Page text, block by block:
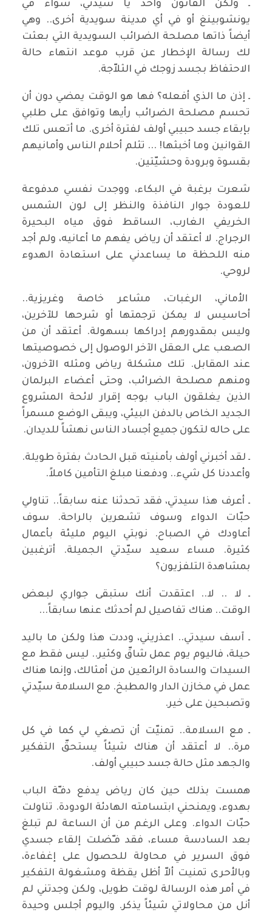
ـ ولكنّ القانون واحد يا سيدتي، سواء في
يونشوبينغ أو في أي مدينة سويدية أخرى.. وهي
أيضاً ذاتها مصلحة الضرائب السويدية التي بعثت
لك رسالة الإخطار عن قرب موعد انتهاء حالة
الاحتفاظ بجسد زوجك في الثلاّجة.
ـ إذن ما الذي أفعله؟ فها هو الوقت يمضي دون أن
تحسم مصلحة الضرائب رأيها وتوافق على طلبي
بإبقاء جسد حبيبي أولف لفترة أخرى. ما أتعس تلك
القوانين وما أخبثها! ... تثلم أحلام الناس وأمانيهم
بقسوة وبرودة وحشيّتين.
شعرت برغبة في البكاء، ووجدت نفسي مدفوعة
للعودة جوار النافذة والنظر إلى لون الشمس
الخريفي الغارب، الساقط فوق مياه البحيرة
الرجراج. لا أعتقد أن رياض يفهم ما أعانيه، ولم أجد
منه اللحظة ما يساعدني على استعادة الهدوء
لروحي.
الأماني، الرغبات، مشاعر خاصة وغريزية..
أحاسيس لا يمكن ترجمتها أو شرحها للآخرين،
وليس بمقدورهم إدراكها بسهولة. أعتقد أن من
الصعب على العقل الآخر الوصول إلى خصوصيتها
عند المقابل. تلك مشكلة رياض ومثله الآخرون،
ومنهم مصلحة الضرائب، وحتى أعضاء البرلمان
الذين يغلقون الباب بوجه إقرار لائحة المشروع
الجديد الخاص بالدفن البيئي، ويبقى الوضع مسمراً
على حاله لتكون جميع أجساد الناس نهشاً للديدان.
ـ لقد أخبرني أولف بأمنيته قبل الحادث بفترة طويلة.
وأعددنا كل شيء.. ودفعنا مبلغ التأمين كاملاً.
ـ أعرف هذا سيدتي، فقد تحدثنا عنه سابقاً.. تناولي
حبّات الدواء وسوف تشعرين بالراحة. سوف
أعاودك في الصباح. نوبتي اليوم مليئة بأعمال
كثيرة. مساء سعيد سيّدتي الجميلة. أترغبين
بمشاهدة التلفزيون؟
ـ لا .. لا.. اعتقدت أنك ستبقى جواري لبعض
الوقت.. هناك تفاصيل لم أحدثك عنها سابقاً...
ـ آسف سيدتي.. اعذريني، وددت هذا ولكن ما باليد
حيلة، فاليوم يوم عمل شاقّ وكثير.. ليس فقط مع
السيدات والسادة الرائعين من أمثالك، وإنما هناك
عمل في مخازن الدار والمطبخ. مع السلامة سيّدتي
وتصبحين على خير.
ـ مع السلامة.. تمنيّت أن تصغي لي كما في كل
مرة.. لا أعتقد أن هناك شيئاً يستحقّ التفكير
والجهد مثل حالة جسد حبيبي أولف.
همست بذلك حين كان رياض يدفع دفـّة الباب
بهدوء، ويمنحني ابتسامته الهادئة الودودة. تناولت
حبّات الدواء. وعلى الرغم من أن الساعة لم تبلغ
بعد السادسة مساء، فقد فـّضلت إلقاء جسدي
فوق السرير في محاولة للحصول على إغفاءة،
وبالأحرى تمنيت ألاّ أظل يقظة ومشغولة التفكير
في أمر هذه الرسالة لوقت طويل، ولكن وجدتني لم
أنل من محاولاتي شيئاً يذكر. واليوم أجلس وحيدة